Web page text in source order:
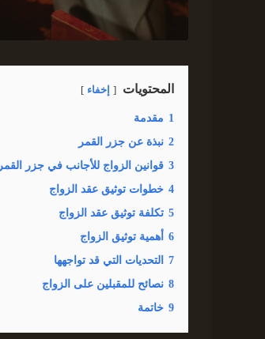
المحتويات إخفاء
1 مقدمة
2 نبذة عن جزر القمر
3 قوانين الزواج للأجانب في جزر القمر
4 خطوات توثيق عقد الزواج
5 تكلفة توثيق عقد الزواج
6 أهمية توثيق الزواج
7 التحديات التي قد تواجهها
8 نصائح للمقبلين على الزواج
9 خاتمة